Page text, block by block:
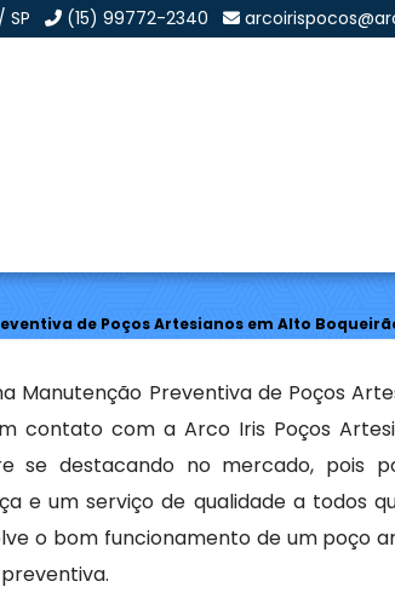
SP (15) 99772-2340
de Poços
de Poços Artesianos em Alto
Manutenção Preventiva de Poços
contato com a Arco Iris Poços
se destacando no mercado, pois
e um serviço de qualidade a todos
o bom funcionamento de um poço